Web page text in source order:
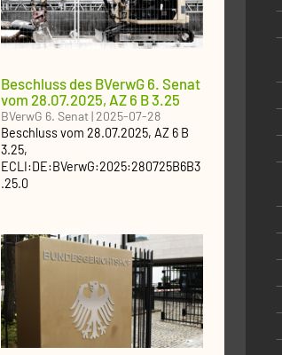
Beschluss des BVerwG 6. Senat
vom 28.07.2025, AZ 6 B 3.25
BVerwG 6. Senat|2025-07-28
Beschlussvom 28.07.2025, AZ 6 B
3.25,
ECLI:DE:BVerwG:2025:280725B6B3
.25.0